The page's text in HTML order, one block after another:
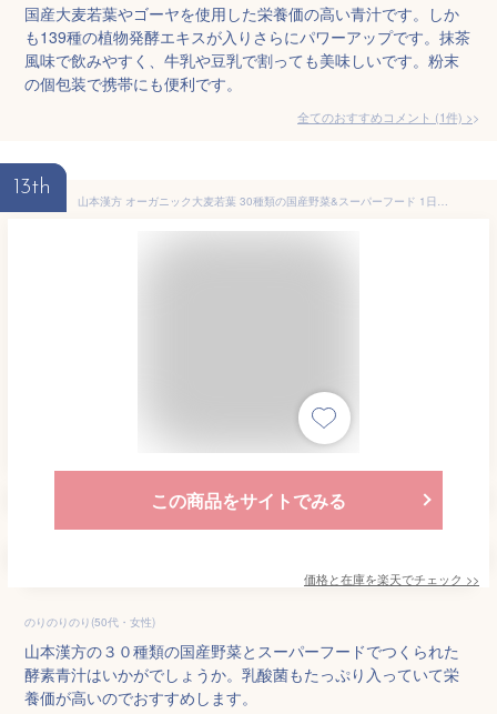
国産大麦若葉やゴーヤを使用した栄養価の高い青汁です。しか
も139種の植物発酵エキスが入りさらにパワーアップです。抹茶
風味で飲みやすく、牛乳や豆乳で割っても美味しいです。粉末
の個包装で携帯にも便利です。
全てのおすすめコメント (1件) >
13th
山本漢方 オーガニック大麦若葉 30種類の国産野菜&スーパーフード 1日分のビタミン 酵素&スーパーフード 3g×32包
この商品をサイトでみる
価格と在庫を楽天でチェック >>
のりのりのり(50代・女性)
山本漢方の３０種類の国産野菜とスーパーフードでつくられた
酵素青汁はいかがでしょうか。乳酸菌もたっぷり入っていて栄
養価が高いのでおすすめします。